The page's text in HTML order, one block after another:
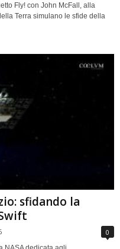
Fly! con John McFall, alla
Terra simulano le sfide della
sfidando la
0